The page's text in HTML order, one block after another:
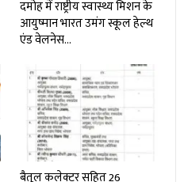
दमोह में राष्ट्रीय स्वास्थ्य मिशन के
आयुष्मान भारत उमंग स्कूल हेल्थ
एंड वेलनेस…
बैतूल कलेक्टर सहित 26